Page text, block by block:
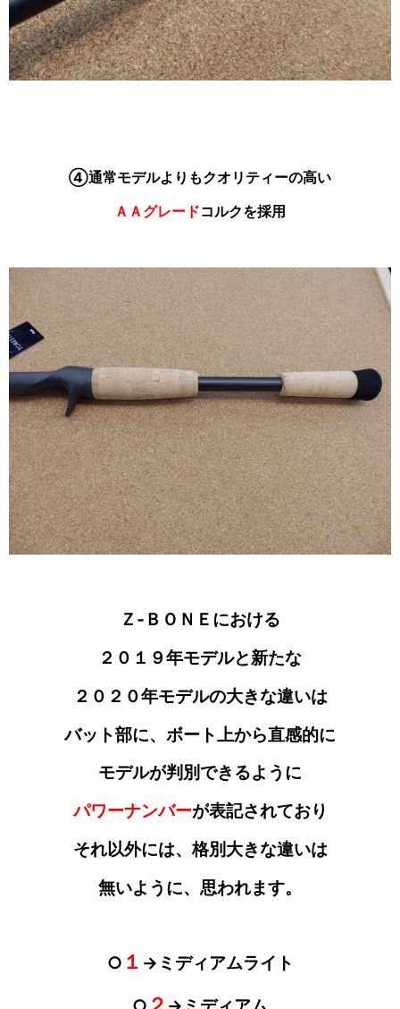
④通常モデルよりもクオリティーの高い
ＡＡグレードコルクを採用
Ｚ‐ＢＯＮＥにおける
２０１９年モデルと新たな
２０２０年モデルの大きな違いは
バット部に、ボート上から直感的に
モデルが判別できるように
パワーナンバーが表記されており
それ以外には、格別大きな違いは
無いように、思われます。
○ １ →ミディアムライト